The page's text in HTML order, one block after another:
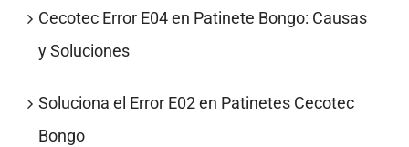
Cecotec Error E04 en Patinete Bongo: Causas
y Soluciones
Soluciona el Error E02 en Patinetes Cecotec
Bongo